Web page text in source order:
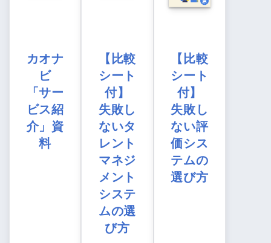
カオナ
ビ
「サー
ビス紹
介」資
料
【比較
シート
付】
失敗し
ないタ
レント
マネジ
メント
システ
ムの選
び方
【比較
シート
付】
失敗し
ない評
価シス
テムの
選び方